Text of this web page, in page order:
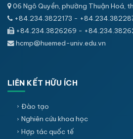
06 Ngô Quyền, phường Thuận Hoá,
+84.234.3822173 -
+84.234.3826269 -
hcmp@huemed-univ.edu.vn
LIÊN KẾT HỮU ÍCH
Đào tạo
Nghiên cứu khoa học
Hợp tác quốc tế